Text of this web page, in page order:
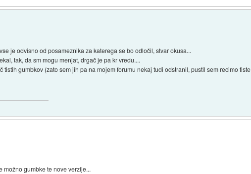
je odvisno od posameznika za katerega se bo odločil, stvar okusa...
tak, da sm mogu menjat, drgač je pa kr vredu....
gumbkov (zato sem jih pa na mojem forumu nekaj tudi odstranil, pustil sem recimo tiste
možno gumbke te nove verzije...